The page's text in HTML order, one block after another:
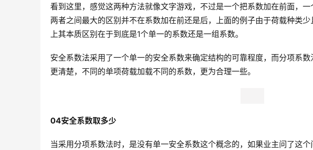
看到这里，感觉这两种方法就像文字游戏，不过是一个把系数加在前面，
两者之间最大的区别并不在系数加在前还是后，上面的例子由于荷载种类
上其本质区别在于到底是1个单一的系数还是一组系数。
安全系数法采用了一个单一的安全系数来确定结构的可靠程度，而分项系
更清楚，不同的单项荷载加载不同的系数，更为合理一些。
04安全系数取多少
当采用分项系数法时，是没有单一安全系数这个概念的，如果业主问了这